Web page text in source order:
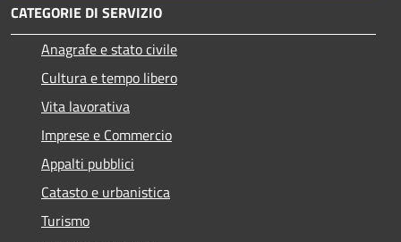
CATEGORIE DI SERVIZIO
Anagrafe e stato civile
Cultura e tempo libero
Vita lavorativa
Imprese e Commercio
Appalti pubblici
Catasto e urbanistica
Turismo